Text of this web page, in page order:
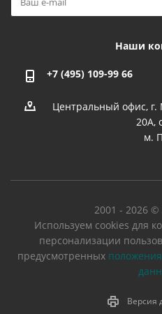
Наши
+7 (495) 109-99 66
Центральный офис, г.
20А,
м.
2001 - 2026 ©
Используем cookies для
персонализации
предусмотренных
Версия